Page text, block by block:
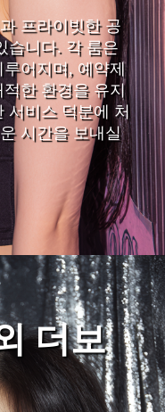
프라이빗한 공
습니다. 각 룸은
어지며, 예약제
한 환경을 유지
서비스 덕분에 처
시간을 보내실
더보